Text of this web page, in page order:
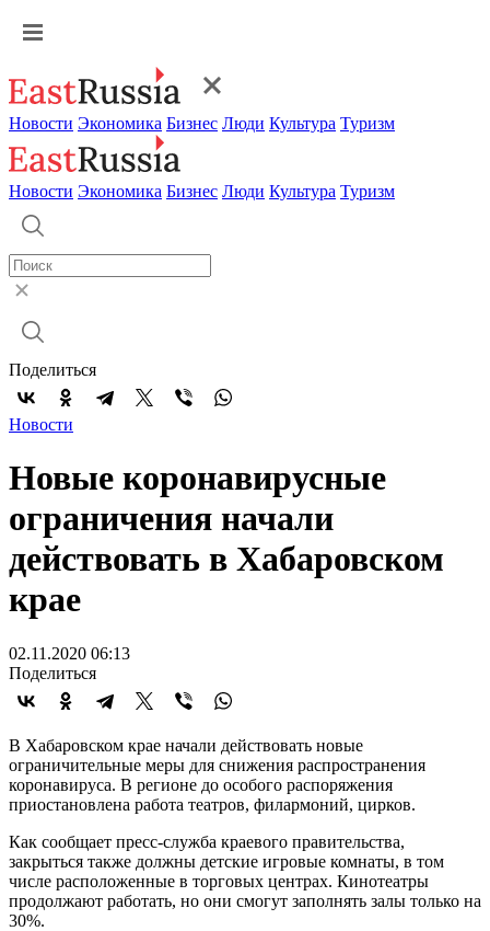
Новости Экономика Бизнес Люди Культура Туризм
Новости Экономика Бизнес Люди Культура Туризм
Поделиться
Новости
Новые коронавирусные
ограничения начали
действовать в Хабаровском
крае
02.11.2020 06:13
Поделиться
В Хабаровском крае начали действовать новые
ограничительные меры для снижения распространения
коронавируса. В регионе до особого распоряжения
приостановлена работа театров, филармоний, цирков.
Как сообщает пресс-служба краевого правительства,
закрыться также должны детские игровые комнаты, в том
числе расположенные в торговых центрах. Кинотеатры
продолжают работать, но они смогут заполнять залы только на
30%.